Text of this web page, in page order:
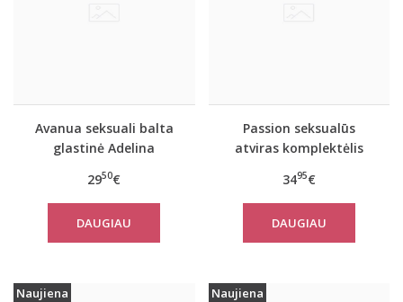
Avanua seksuali balta
glastinė Adelina
2950€
DAUGIAU
Passion seksualūs
atviras komplektėlis
3495€
DAUGIAU
Naujiena Naujiena